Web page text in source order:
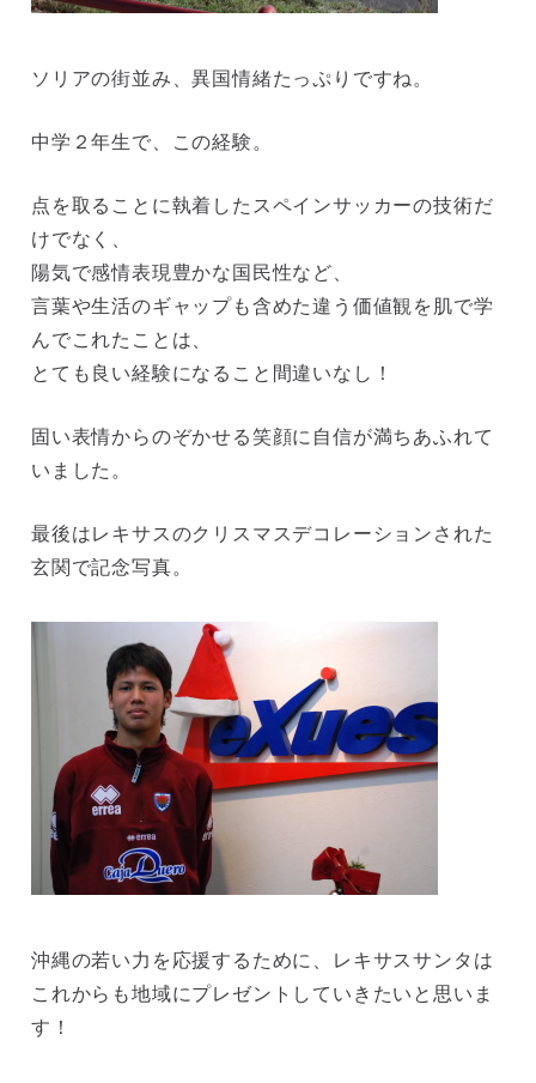
ソリアの街並み、異国情緒たっぷりですね。
中学２年生で、この経験。
点を取ることに執着したスペインサッカーの技術だ
けでなく、
陽気で感情表現豊かな国民性など、
言葉や生活のギャップも含めた違う価値観を肌で学
んでこれたことは、
とても良い経験になること間違いなし！
固い表情からのぞかせる笑顔に自信が満ちあふれて
いました。
最後はレキサスのクリスマスデコレーションされた
玄関で記念写真。
沖縄の若い力を応援するために、レキサスサンタは
これからも地域にプレゼントしていきたいと思いま
す！